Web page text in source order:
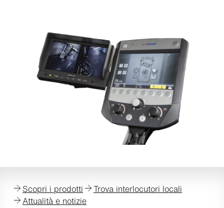
Scopri i prodotti
Trova interlocutori locali
Attualità e notizie